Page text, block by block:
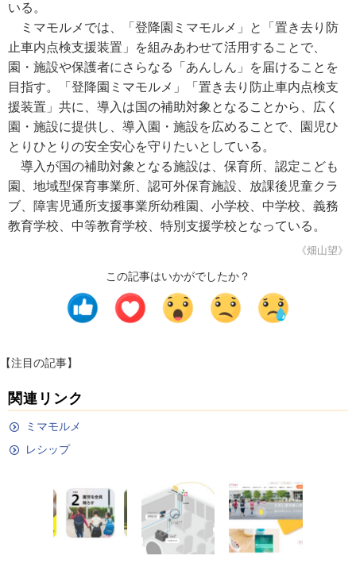
いる。
ミマモルメでは、「登降園ミマモルメ」と「置き去り防
止車内点検支援装置」を組みあわせて活用することで、
園・施設や保護者にさらなる「あんしん」を届けることを
目指す。「登降園ミマモルメ」「置き去り防止車内点検支
援装置」共に、導入は国の補助対象となることから、広く
園・施設に提供し、導入園・施設を広めることで、園児ひ
とりひとりの安全安心を守りたいとしている。
導入が国の補助対象となる施設は、保育所、認定こども
園、地域型保育事業所、認可外保育施設、放課後児童クラ
ブ、障害児通所支援事業所幼稚園、小学校、中学校、義務
教育学校、中等教育学校、特別支援学校となっている。
《畑山望》
この記事はいかがでしたか？
【注目の記事】
関連リンク
ミマモルメ
レシップ